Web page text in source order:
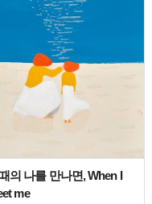
의 나를 만나면, When I
me